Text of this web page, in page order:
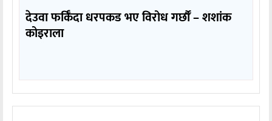
देउवा फर्किँदा धरपकड भए विरोध गर्छौँं – शशांक
कोइराला